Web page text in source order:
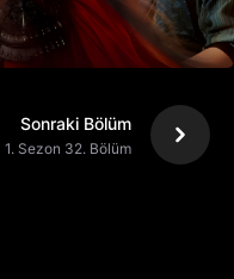
Sonraki Bölüm
1. Sezon 32. Bölüm